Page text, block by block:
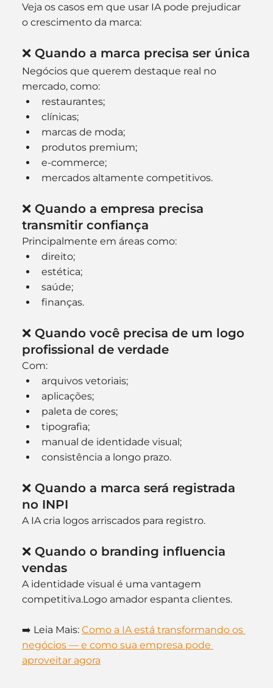
Veja os casos em que usar IA pode prejudicar
o crescimento da marca:
❌ Quando a marca precisa ser única
Negócios que querem destaque real no
mercado, como:
restaurantes;
clínicas;
marcas de moda;
produtos premium;
e-commerce;
mercados altamente competitivos.
❌ Quando a empresa precisa
transmitir confiança
Principalmente em áreas como:
direito;
estética;
saúde;
finanças.
❌ Quando você precisa de um logo
profissional de verdade
Com:
arquivos vetoriais;
aplicações;
paleta de cores;
tipografia;
manual de identidade visual;
consistência a longo prazo.
❌ Quando a marca será registrada
no INPI
A IA cria logos arriscados para registro.
❌ Quando o branding influencia
vendas
A identidade visual é uma vantagem
competitiva.Logo amador espanta clientes.
➡️ Leia Mais: Como a IA está transformando os
negócios — e como sua empresa pode
aproveitar agora